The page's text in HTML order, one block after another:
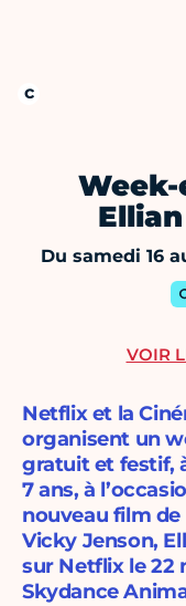
Du samedi 16
Netflix et la
organisent un
gratuit et festif,
7 ans, à
nouveau film
Vicky Jenson,
sur Netflix le 22
Skydance
VOIR